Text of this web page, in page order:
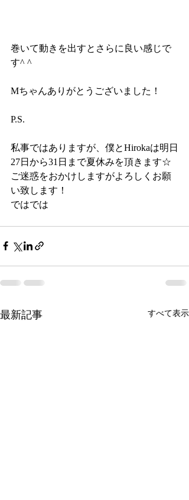
巻いて動きを出すとさらに良い感じで
す^ ^
Mちゃんありがとうございました！
P.S.
私事ではありますが、僕とHirokaは明日
27日から31日まで夏休みを頂きます☆
ご迷惑をおかけしますがよろしくお願
い致します！
ではでは
最新記事 すべて表示